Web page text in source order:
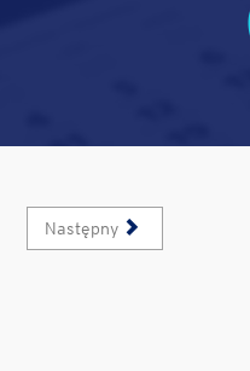
Następny